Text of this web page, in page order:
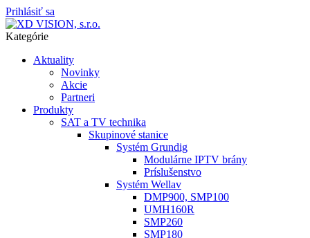
Prihlásiť sa
Kategórie
Aktuality
Novinky
Akcie
Partneri
Produkty
SAT a TV technika
Skupinové stanice
Systém Grundig
Modulárne IPTV brány
Príslušenstvo
Systém Wellav
DMP900, SMP100
UMH160R
SMP260
SMP180